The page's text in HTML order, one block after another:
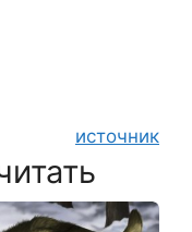
источник